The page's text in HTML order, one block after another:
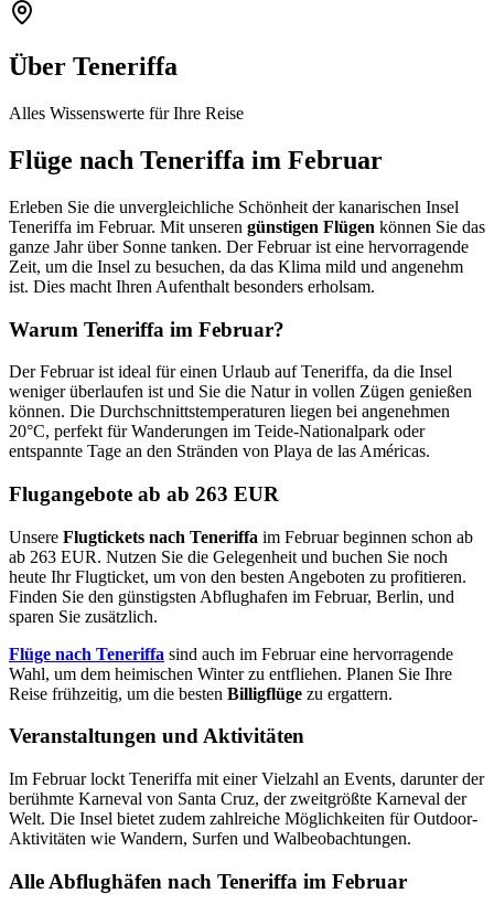
Über Teneriffa
Alles Wissenswerte für Ihre Reise
Flüge nach Teneriffa im Februar
Erleben Sie die unvergleichliche Schönheit der kanarischen Insel
Teneriffa im Februar. Mit unseren günstigen Flügen können Sie das
ganze Jahr über Sonne tanken. Der Februar ist eine hervorragende
Zeit, um die Insel zu besuchen, da das Klima mild und angenehm
ist. Dies macht Ihren Aufenthalt besonders erholsam.
Warum Teneriffa im Februar?
Der Februar ist ideal für einen Urlaub auf Teneriffa, da die Insel
weniger überlaufen ist und Sie die Natur in vollen Zügen genießen
können. Die Durchschnittstemperaturen liegen bei angenehmen
20°C, perfekt für Wanderungen im Teide-Nationalpark oder
entspannte Tage an den Stränden von Playa de las Américas.
Flugangebote ab ab 263 EUR
Unsere Flugtickets nach Teneriffa im Februar beginnen schon ab
ab 263 EUR. Nutzen Sie die Gelegenheit und buchen Sie noch
heute Ihr Flugticket, um von den besten Angeboten zu profitieren.
Finden Sie den günstigsten Abflughafen im Februar, Berlin, und
sparen Sie zusätzlich.
Flüge nach Teneriffa sind auch im Februar eine hervorragende
Wahl, um dem heimischen Winter zu entfliehen. Planen Sie Ihre
Reise frühzeitig, um die besten Billigflüge zu ergattern.
Veranstaltungen und Aktivitäten
Im Februar lockt Teneriffa mit einer Vielzahl an Events, darunter der
berühmte Karneval von Santa Cruz, der zweitgrößte Karneval der
Welt. Die Insel bietet zudem zahlreiche Möglichkeiten für Outdoor-
Aktivitäten wie Wandern, Surfen und Walbeobachtungen.
Alle Abflughäfen nach Teneriffa im Februar